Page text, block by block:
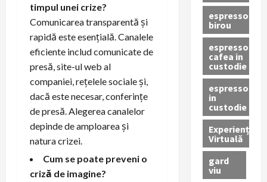
timpul unei crize?
Comunicarea transparentă și
rapidă este esențială. Canalele
eficiente includ comunicate de
presă, site-ul web al
companiei, rețelele sociale și,
dacă este necesar, conferințe
de presă. Alegerea canalelor
depinde de amploarea și
natura crizei.
Cum se poate preveni o
criză de imagine?
espressor
birou
espressor
cafea in
custodie
espressor
in
custodie
Experiență
Virtuală
gard
viu